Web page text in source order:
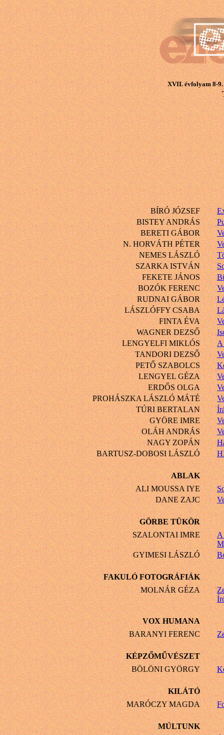
XVII. évfolyam 8-9.
BÍRÓ JÓZSEF
BISTEY ANDRÁS
BERETI GÁBOR
N. HORVÁTH PÉTER
NEMES LÁSZLÓ
SZARKA ISTVÁN
FEKETE JÁNOS
BOZÓK FERENC
RUDNAI GÁBOR
LÁSZLÓFFY CSABA
FINTA ÉVA
WAGNER DEZSŐ
LENGYELFI MIKLÓS
A
TANDORI DEZSŐ
PETŐ SZABOLCS
LENGYEL GÉZA
ERDŐS OLGA
PROHÁSZKA LÁSZLÓ MÁTÉ
TÚRI BERTALAN
GYÖRE IMRE
OLÁH ANDRÁS
NAGY ZOPÁN
BARTUSZ-DOBOSI LÁSZLÓ
ABLAK
ALI MOUSSA IYE
DANE ZAJC
GÖRBE TÜKÖR
SZALONTAI IMRE
A
GYIMESI LÁSZLÓ
FAKULÓ FOTOGRÁFIÁK
MOLNÁR GÉZA
VOX HUMANA
BARANYI FERENC
KÉPZŐMŰVÉSZET
BÖLÖNI GYÖRGY
KILÁTÓ
MARÓCZY MAGDA
MÚLTUNK